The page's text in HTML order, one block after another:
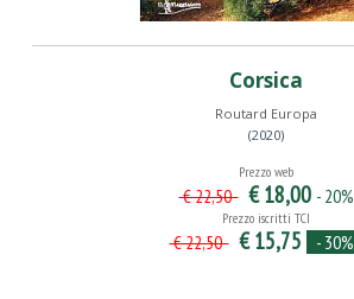
Corsica
Routard Europa
(2020)
Prezzo web
€ 22,50 € 18,00 - 20%
Prezzo iscritti TCI
€ 22,50 € 15,75 - 30%